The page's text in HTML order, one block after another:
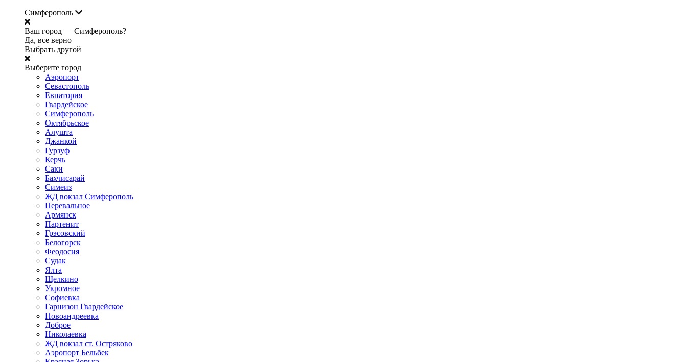
Симферополь
Ваш город — Симферополь?
Да, все верно
Выбрать другой
Выберите город
Аэропорт
Севастополь
Евпатория
Гвардейское
Симферополь
Октябрьское
Алушта
Джанкой
Гурзуф
Керчь
Саки
Бахчисарай
Симеиз
ЖД вокзал Симферополь
Перевальное
Армянск
Партенит
Грэсовский
Белогорск
Феодосия
Судак
Ялта
Щелкино
Укромное
Софиевка
Гарнизон Гвардейское
Новоандреевка
Доброе
Николаевка
ЖД вокзал ст. Остряково
Аэропорт Бельбек